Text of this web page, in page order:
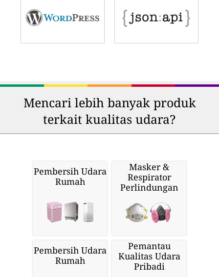
Mencari lebih banyak produk
terkait kualitas udara?
Pembersih Udara
Rumah
Masker &
Respirator
Perlindungan
Pembersih Udara
Rumah
Pemantau
Kualitas Udara
Pribadi